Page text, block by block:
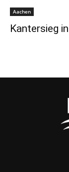
Aachen
Kantersieg